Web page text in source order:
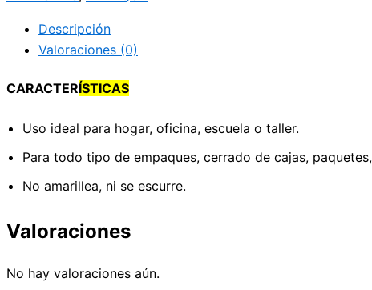
Descripción
Valoraciones (0)
CARACTERÍSTICAS
Uso ideal para hogar, oficina, escuela o taller.
Para todo tipo de empaques, cerrado de cajas,
No amarillea, ni se escurre.
Valoraciones
No hay valoraciones aún.